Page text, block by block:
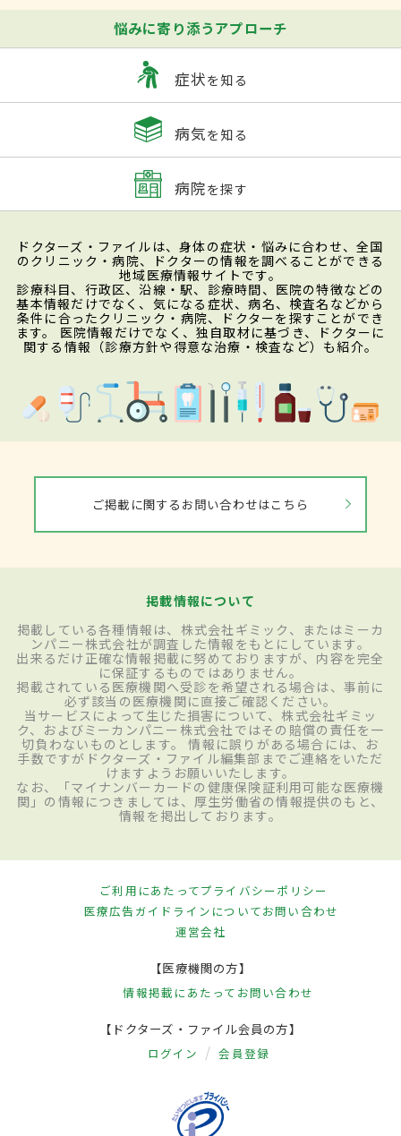
悩みに寄り添うアプローチ
症状を知る
病気を知る
病院を探す
ドクターズ・ファイルは、身体の症状・悩みに合わせ、全国
のクリニック・病院、ドクターの情報を調べることができる
地域医療情報サイトです。
診療科目、行政区、沿線・駅、診療時間、医院の特徴などの
基本情報だけでなく、気になる症状、病名、検査名などから
条件に合ったクリニック・病院、ドクターを探すことができ
ます。 医院情報だけでなく、独自取材に基づき、ドクターに
関する情報（診療方針や得意な治療・検査など）も紹介。
ご掲載に関するお問い合わせはこちら
掲載情報について
掲載している各種情報は、株式会社ギミック、またはミーカ
ンパニー株式会社が調査した情報をもとにしています。
出来るだけ正確な情報掲載に努めておりますが、内容を完全
に保証するものではありません。
掲載されている医療機関へ受診を希望される場合は、事前に
必ず該当の医療機関に直接ご確認ください。
当サービスによって生じた損害について、株式会社ギミッ
ク、およびミーカンパニー株式会社ではその賠償の責任を一
切負わないものとします。 情報に誤りがある場合には、お
手数ですがドクターズ・ファイル編集部までご連絡をいただ
けますようお願いいたします。
なお、「マイナンバーカードの健康保険証利用可能な医療機
関」の情報につきましては、厚生労働省の情報提供のもと、
情報を掲出しております。
ご利用にあたってプライバシーポリシー
医療広告ガイドラインについてお問い合わせ
運営会社
【医療機関の方】
情報掲載にあたって お問い合わせ
【ドクターズ・ファイル会員の方】
ログイン 会員登録